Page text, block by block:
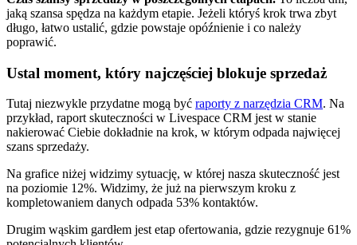
jaką szansa spędza na każdym etapie. Jeżeli któryś krok trwa zbyt
długo, łatwo ustalić, gdzie powstaje opóźnienie i co należy
poprawić.
Ustal moment, który najczęściej blokuje sprzedaż
Tutaj niezwykle przydatne mogą być raporty z narzędzia CRM. Na
przykład, raport skuteczności w Livespace CRM jest w stanie
nakierować Ciebie dokładnie na krok, w którym odpada najwięcej
szans sprzedaży.
Na grafice niżej widzimy sytuację, w której nasza skuteczność jest
na poziomie 12%. Widzimy, że już na pierwszym kroku z
kompletowaniem danych odpada 53% kontaktów.
Drugim wąskim gardłem jest etap ofertowania, gdzie rezygnuje 61%